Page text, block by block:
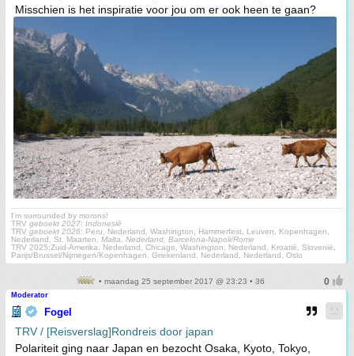
Misschien is het inspiratie voor jou om er ook heen te gaan?
I'm surrounded by morons!
TRV geboekt 2027: Indonesië
TRV geboekt 2026: Peru, Nederland, Washington, Hammerfest, Leuven, Kopenhagen,
Nederland, St. Maarten, Malta, Nederland, Barcelona-Napoli/Rome
TRV 2025:Zuid-Amerika, Nederland, Chicago, Washington, Nederland, Kroatië, Slovenië,
Parijs/Brussel/Nijmegen/Kopenhagen, Griekenland, Nederland, Nederland, Oslo
• maandag 25 september 2017 @ 23:23 • 36
Moderator
Fogel
TRV / [Reisverslag]Rondreis door japan
Polariteit ging naar Japan en bezocht Osaka, Kyoto, Tokyo,